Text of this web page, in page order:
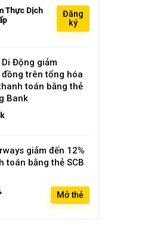
Thực Dịch
Đăng
ký
Động giảm
trên tổng hóa
toán bằng thẻ
Bank
giảm đến 12%
toán bằng thẻ SCB
Mở thẻ